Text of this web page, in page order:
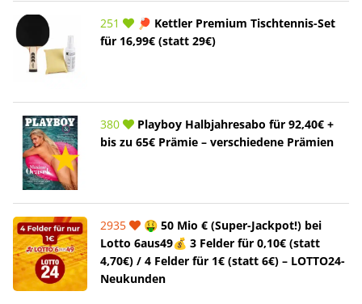
251
🏓 Kettler Premium Tischtennis-Set
für 16,99€ (statt 29€)
380
Playboy Halbjahresabo für 92,40€ +
bis zu 65€ Prämie – verschiedene Prämien
2935
🤑 50 Mio € (Super-Jackpot!) bei
Lotto 6aus49💰 3 Felder für 0,10€ (statt
4,70€) / 4 Felder für 1€ (statt 6€) – LOTTO24-
Neukunden